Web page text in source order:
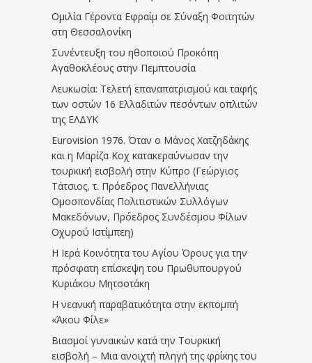
Ομιλία Γέροντα Εφραίμ σε Σύναξη Φοιτητών
στη Θεσσαλονίκη
Συνέντευξη του ηθοποιού Προκόπη
Αγαθοκλέους στην Πεμπτουσία
Λευκωσία: Τελετή επαναπατρισμού και ταφής
των οστών 16 Ελλαδιτών πεσόντων οπλιτών
της ΕΛΔΥΚ
Eurovision 1976. Όταν ο Μάνος Χατζηδάκης
και η Μαρίζα Κοχ κατακεραύνωσαν την
τουρκική εισβολή στην Κύπρο (Γεώργιος
Τάτσιος, τ. Πρόεδρος Πανελλήνιας
Ομοσπονδίας Πολιτιστικών Συλλόγων
Μακεδόνων, Πρόεδρος Συνδέσμου Φίλων
Οχυρού Ιστίμπεη)
Η Ιερά Κοινότητα του Αγίου Όρους για την
πρόσφατη επίσκεψη του Πρωθυπουργού
Κυριάκου Μητσοτάκη
Η νεανική παραβατικότητα στην εκπομπή
«Άκου Φίλε»
Βιασμοί γυναικών κατά την Τουρκική
εισβολή – Μια ανοιχτή πληγή της φρίκης του